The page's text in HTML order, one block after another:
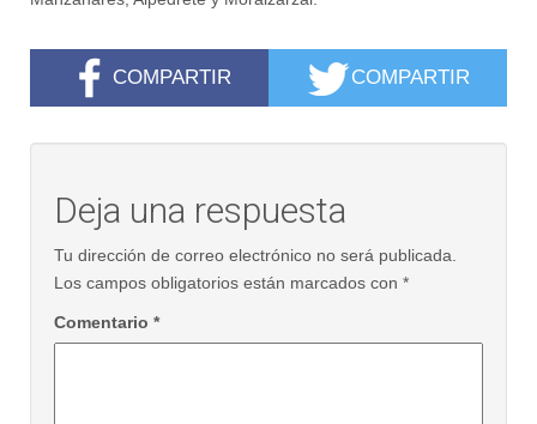
COMPARTIR COMPARTIR
Deja una respuesta
Tu dirección de correo electrónico no será publicada.
Los campos obligatorios están marcados con *
Comentario *